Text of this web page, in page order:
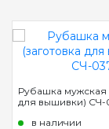
Рубашка мужская
для вышивки) СЧ-
в наличии